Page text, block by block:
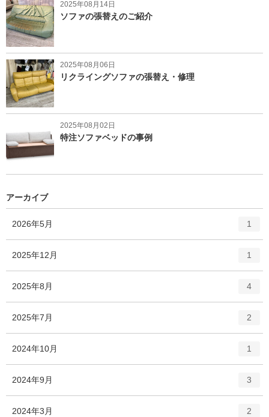
2025年08月14日
ソファの張替えのご紹介
2025年08月06日
リクライングソファの張替え・修理
2025年08月02日
特注ソファベッドの事例
アーカイブ
2026年5月
リ
ー
1
2025年12月
ー
1
2025年8月
ー
数
4
2025年7月
リ
ー
2
2024年10月
ー
1
2024年9月 3
2024年3月 2